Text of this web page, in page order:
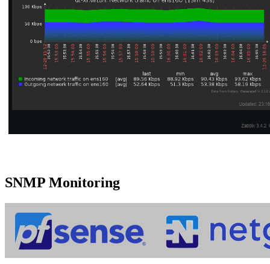
SNMP Monitoring